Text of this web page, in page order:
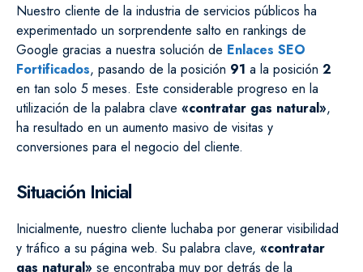
Nuestro cliente de la industria de servicios públicos ha
experimentado un sorprendente salto en rankings de
Google gracias a nuestra solución de Enlaces SEO
Fortificados, pasando de la posición 91 a la posición 2
en tan solo 5 meses. Este considerable progreso en la
utilización de la palabra clave «contratar gas natural»,
ha resultado en un aumento masivo de visitas y
conversiones para el negocio del cliente.
Situación Inicial
Inicialmente, nuestro cliente luchaba por generar visibilidad
y tráfico a su página web. Su palabra clave, «contratar
gas natural» se encontraba muy por detrás de la